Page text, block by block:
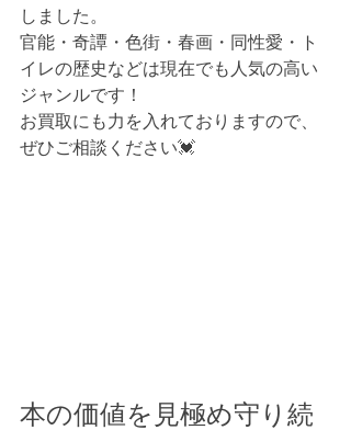
しました。
官能・奇譚・色街・春画・同性愛・ト
イレの歴史などは現在でも人気の高い
ジャンルです！
お買取にも力を入れておりますので、
ぜひご相談ください💓
本の価値を見極め守り続